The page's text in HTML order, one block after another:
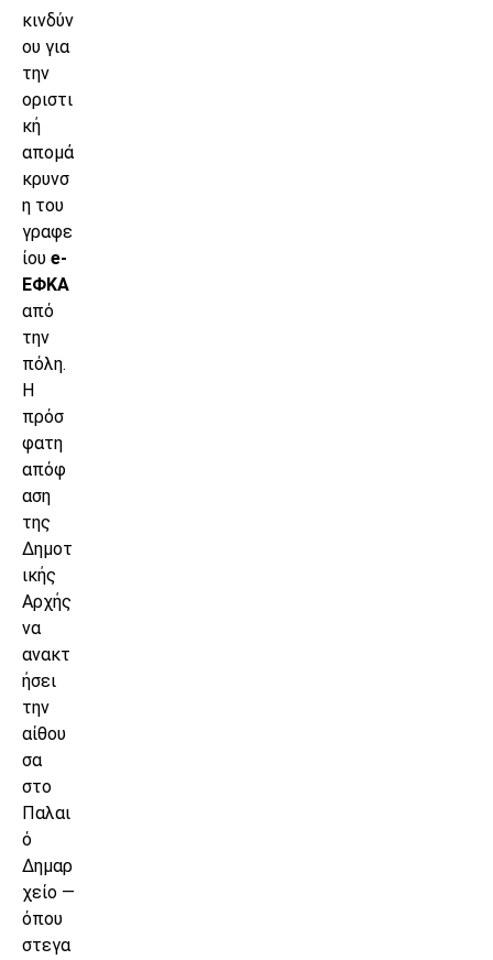
κινδύν
ου για
την
οριστι
κή
απομά
κρυνσ
η του
γραφε
ίου e-
ΕΦΚΑ
από
την
πόλη.
Η
πρόσ
φατη
απόφ
αση
της
Δημοτ
ικής
Αρχής
να
ανακτ
ήσει
την
αίθου
σα
στο
Παλαι
ό
Δημαρ
χείο —
όπου
στεγα